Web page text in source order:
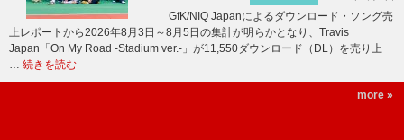
GfK/NIQ Japanによるダウンロード・ソング売
上レポートから2026年8月3日～8月5日の集計が明らかとなり、Travis
Japan「On My Road -Stadium ver.-」が11,550ダウンロード（DL）を売り上
… 続きを読む
more »